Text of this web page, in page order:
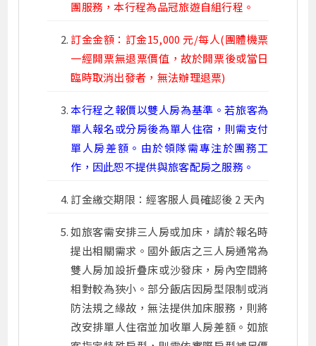
團服務，本行程為品冠旅遊自組行程。
訂金金額：訂金15,000 元/每人(團體機票
一經開票無退票價值，故於開票後或當日
臨時取消出發者，無法辦理退票)
本行程之報價以雙人房為基準。若旅客為
單人報名或分房後為單人住宿，則需支付
單人房差額。由於領隊需專注於團務工
作，因此恕不提供與旅客配房之服務。
訂金繳交期限：經客服人員確認後 2 天內
如旅客需安排三人房或加床，請於報名時
提出相關需求。國外飯店之三人房通常為
雙人房加設折疊床或沙發床，房內空間將
相對較為狹小。部分飯店因房型限制或消
防法規之緣故，無法提供加床服務，則將
改安排單人住宿並加收單人房差額。如旅